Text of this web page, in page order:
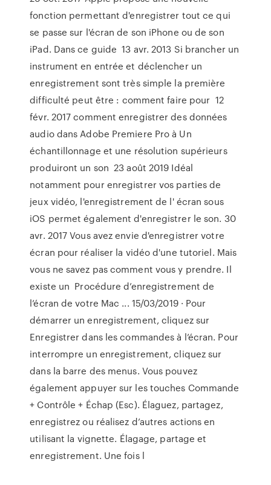
fonction permettant d'enregistrer tout ce qui
se passe sur l'écran de son iPhone ou de son
iPad. Dans ce guide 13 avr. 2013 Si brancher un
instrument en entrée et déclencher un
enregistrement sont très simple la première
difficulté peut être : comment faire pour 12
févr. 2017 comment enregistrer des données
audio dans Adobe Premiere Pro à Un
échantillonnage et une résolution supérieurs
produiront un son 23 août 2019 Idéal
notamment pour enregistrer vos parties de
jeux vidéo, l'enregistrement de l' écran sous
iOS permet également d'enregistrer le son. 30
avr. 2017 Vous avez envie d'enregistrer votre
écran pour réaliser la vidéo d'une tutoriel. Mais
vous ne savez pas comment vous y prendre. Il
existe un Procédure d’enregistrement de
l’écran de votre Mac ... 15/03/2019 · Pour
démarrer un enregistrement, cliquez sur
Enregistrer dans les commandes à l’écran. Pour
interrompre un enregistrement, cliquez sur
dans la barre des menus. Vous pouvez
également appuyer sur les touches Commande
+ Contrôle + Échap (Esc). Élaguez, partagez,
enregistrez ou réalisez d’autres actions en
utilisant la vignette. Élagage, partage et
enregistrement. Une fois l